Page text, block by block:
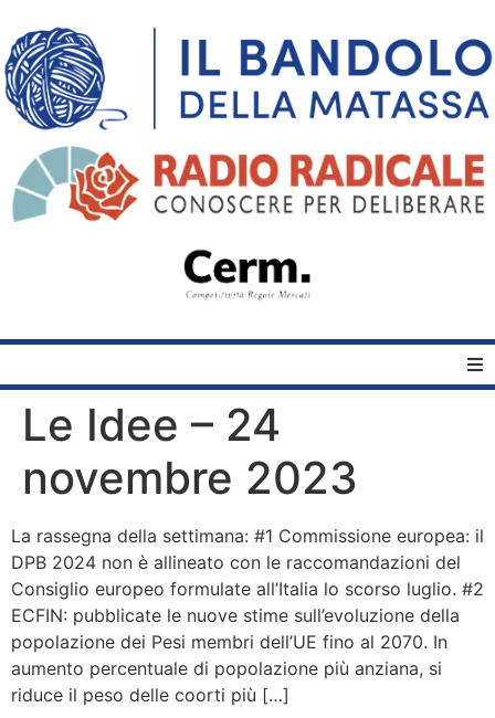
Home
Quelli del Bandolo
Bandolo
Connessioni
Fondazione CERM
Fondazione CERM – Idee
Le Idee – 24
novembre 2023
La rassegna della settimana: #1 Commissione europea: il
DPB 2024 non è allineato con le raccomandazioni del
Consiglio europeo formulate all’Italia lo scorso luglio. #2
ECFIN: pubblicate le nuove stime sull’evoluzione della
popolazione dei Pesi membri dell’UE fino al 2070. In
aumento percentuale di popolazione più anziana, si
riduce il peso delle coorti più […]